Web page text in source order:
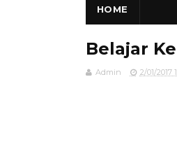
HOME
Belajar
Admin 2/01/2017